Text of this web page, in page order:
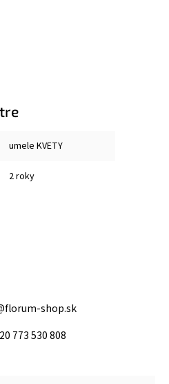
umele KVETY
2 roky
florum-shop.sk
773 530 808